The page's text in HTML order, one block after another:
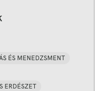
ÉS MENEDZSMENT
ERDÉSZET